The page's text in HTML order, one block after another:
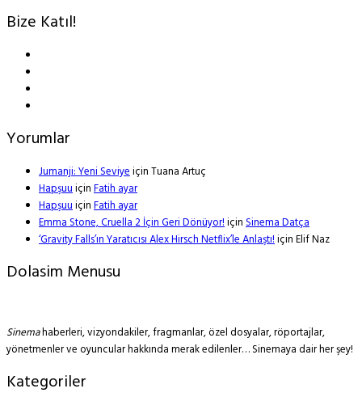
Bize Katıl!
Yorumlar
Jumanji: Yeni SeviyeiçinTuana Artuç
HapşuuiçinFatih ayar
HapşuuiçinFatih ayar
Emma Stone, Cruella 2 İçin Geri Dönüyor!içinSinema Datça
‘Gravity Falls’ın Yaratıcısı Alex Hirsch Netflix’le Anlaştı!içinElif Naz
Dolasim Menusu
Sinemahaberleri, vizyondakiler, fragmanlar, özel dosyalar, röportajlar,
yönetmenler ve oyuncular hakkında merak edilenler… Sinemaya dair her şey!
Kategoriler